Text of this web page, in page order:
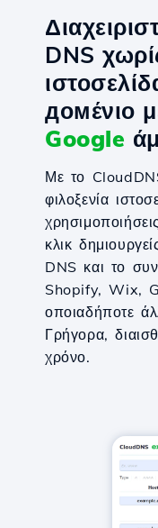
DNS
домένιο
Google
Με το
φιλοξενία
κλικ
DNS και το
Shopify, Wix,
οποιαδήποτε
Γρήγορα,
χρόνο.